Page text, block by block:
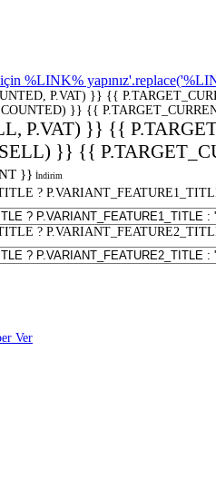
%LINK%
P.VAT) }} {{
}} {{
P.VAT) }} {{
}} {{
}} İndirim
?
?
Ver